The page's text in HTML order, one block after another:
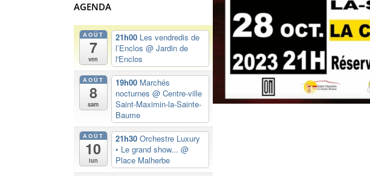
AGENDA
AOÛT
7
ven
21h00 Les vendredis de
l’Enclos @ Jardin de
l'Enclos
AOÛT
8
sam
19h00 Marchés
nocturnes @ Centre-ville
Saint-Maximin-la-Sainte-
Baume
AOÛT
10
lun
21h30 Orchestre Luxury
• Le grand show... @
Place Malherbe